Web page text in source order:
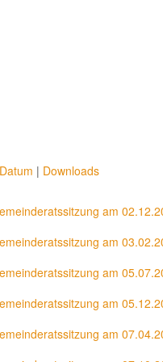
Datum | Downloads
am
am
am
am
am